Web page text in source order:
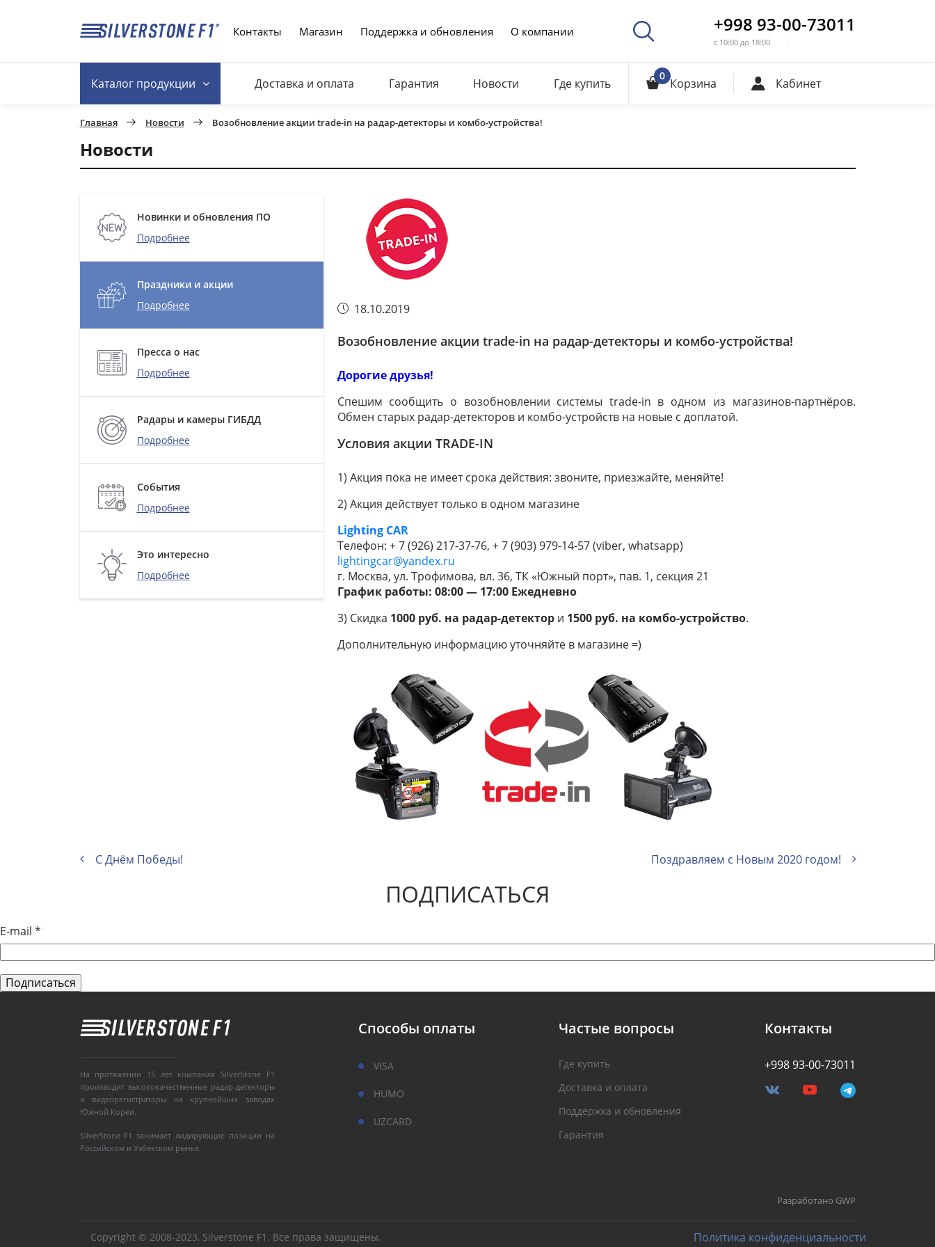
Контакты Магазин Поддержка и обновления О компании +998 93-00-73011
с 10:00 до 18:00
Каталогпродукции Доставка и оплата Гарантия Новости Где купить 0 Корзина Кабинет
Главная Новости Возобновление акции trade-in на радар-детекторы и комбо-устройства!
Новости
Новинки и обновления ПО
Подробнее
Праздники и акции
Подробнее
Пресса о нас
Подробнее
Радары и камеры ГИБДД
Подробнее
События
Подробнее
Это интересно
Подробнее
18.10.2019
Возобновление акции trade-in на радар-детекторы и комбо-устройства!
Дорогие друзья!
Спешим сообщить о возобновлении системы trade-in в одном из магазинов-партнёров.
Обмен старых радар-детекторов и комбо-устройств на новые с доплатой.
Условия акции TRADE-IN
1) Акция пока не имеет срока действия: звоните, приезжайте, меняйте!
2) Акция действует только в одном магазине
Lighting CAR
Телефон: + 7 (926) 217-37-76, + 7 (903) 979-14-57 (viber, whatsapp)
lightingcar@yandex.ru
г. Москва, ул. Трофимова, вл. 36, ТК «Южный порт», пав. 1, секция 21
График работы: 08:00 — 17:00 Ежедневно
3) Скидка 1000 руб. на радар-детектори 1500 руб. на комбо-устройство.
Дополнительную информацию уточняйте в магазине =)
С Днём Победы! Поздравляем с Новым 2020 годом!
ПОДПИСАТЬСЯ
E-mail *
На протяжении 15 лет компания SilverStone F1
производит высококачественные радар-детекторы
и видеорегистраторы на крупнейших заводах
Южной Кореи.
SilverStone F1 занимает лидирующие позиции на
Российском и Узбекском рынке.
Способы оплаты
VISA
HUMO
UZCARD
Частые вопросы
Где купить
Доставка и оплата
Поддержка и обновления
Гарантия
Контакты
+998 93-00-73011
Разработано GWP
Copyright © 2008-2023, Silverstone F1. Все права защищены. Политика конфиденциальности